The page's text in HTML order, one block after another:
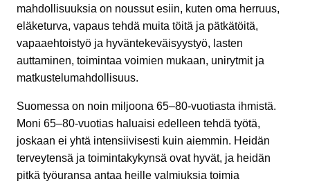
mahdollisuuksia on noussut esiin, kuten oma herruus,
eläketurva, vapaus tehdä muita töitä ja pätkätöitä,
vapaaehtoistyö ja hyväntekeväisyystyö, lasten
auttaminen, toimintaa voimien mukaan, unirytmit ja
matkustelumahdollisuus.
Suomessa on noin miljoona 65–80-vuotiasta ihmistä.
Moni 65–80-vuotias haluaisi edelleen tehdä työtä,
joskaan ei yhtä intensiivisesti kuin aiemmin. Heidän
terveytensä ja toimintakykynsä ovat hyvät, ja heidän
pitkä työuransa antaa heille valmiuksia toimia